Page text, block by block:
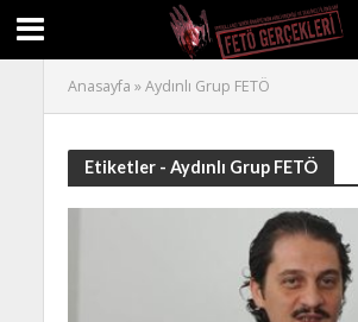
Anasayfa »Aydınlı Grup FETÖ
Etiketler - Aydınlı Grup FETÖ